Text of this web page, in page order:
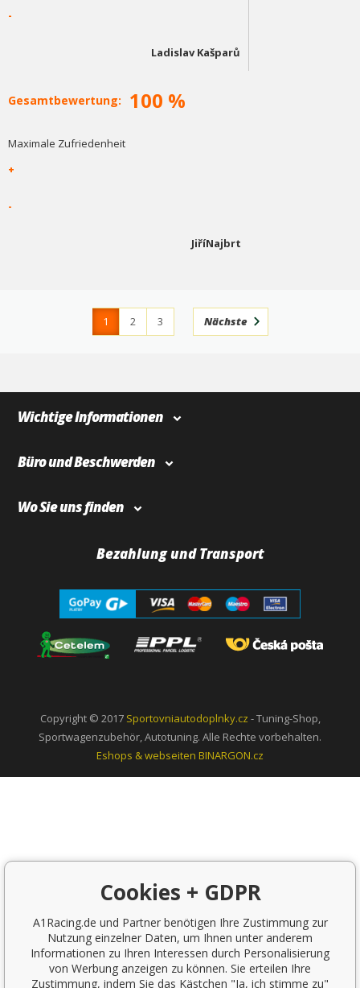
-
Ladislav Kašparů
Gesamtbewertung: 100 %
Maximale Zufriedenheit
+
-
JiříNajbrt
1 2
3
Nächste
Wichtige Informationen
Büro und Beschwerden
Wo Sie uns finden
Bezahlung und Transport
Copyright © 2017 Sportovniautodoplnky.cz - Tuning-Shop,
Sportwagenzubehör, Autotuning. Alle Rechte vorbehalten.
Eshops & webseiten BINARGON.cz
Cookies + GDPR
A1Racing.de und Partner benötigen Ihre Zustimmung zur
Nutzung einzelner Daten, um Ihnen unter anderem
Informationen zu Ihren Interessen durch Personalisierung
von Werbung anzeigen zu können. Sie erteilen Ihre
Zustimmung, indem Sie das Kästchen "Ja, ich stimme zu"